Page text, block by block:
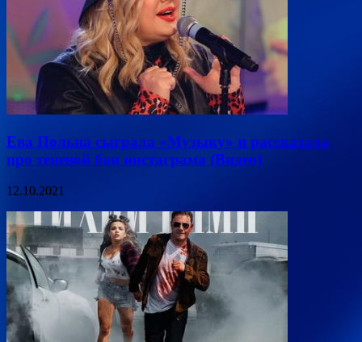
Ева Польна сыграла «Музыку» и рассказала
про теневой бан инстаграма (Видео)
12.10.2021